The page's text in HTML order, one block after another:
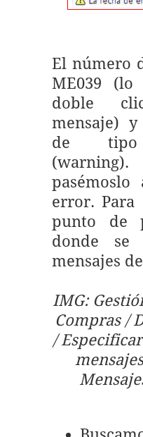
El número
ME039 (lo
doble
mensaje)
de tipo
error. Para
punto de
donde se
mensajes
IMG:
Compras /
/